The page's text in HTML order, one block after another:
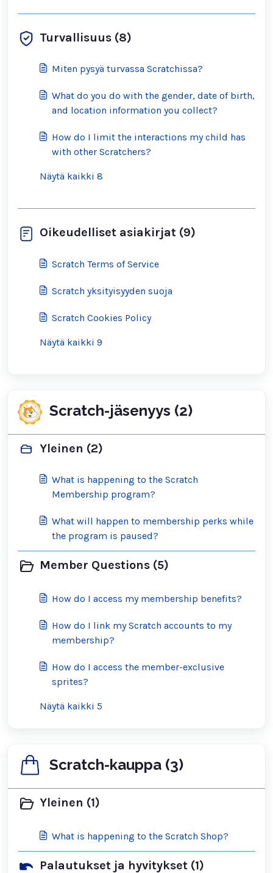
Turvallisuus (8)
Miten pysyä turvassa Scratchissa?
What do you do with the gender, date of birth,
and location information you collect?
How do I limit the interactions my child has
with other Scratchers?
Näytä kaikki 8
Oikeudelliset asiakirjat (9)
Scratch Terms of Service
Scratch yksityisyyden suoja
Scratch Cookies Policy
Näytä kaikki 9
Scratch-jäsenyys (2)
Yleinen (2)
What is happening to the Scratch
Membership program?
What will happen to membership perks while
the program is paused?
Member Questions (5)
How do I access my membership benefits?
How do I link my Scratch accounts to my
membership?
How do I access the member-exclusive
sprites?
Näytä kaikki 5
Scratch-kauppa (3)
Yleinen (1)
What is happening to the Scratch Shop?
Palautukset ja hyvitykset (1)